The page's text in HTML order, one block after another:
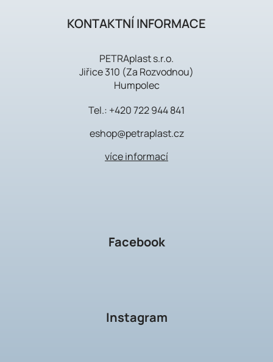
KONTAKTNÍ INFORMACE
PETRAplast s.r.o.
Jiřice 310 (Za Rozvodnou)
Humpolec
Tel.: +420 722 944 841
eshop@petraplast.cz
více informací
Facebook
Instagram